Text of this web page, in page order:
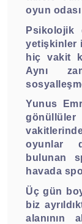
oyun
Psikolojik
yetişkinler
hiç vakit
Aynı
Yunus
oyunlar
bulunan
havada
Üç gün
biz
alanının